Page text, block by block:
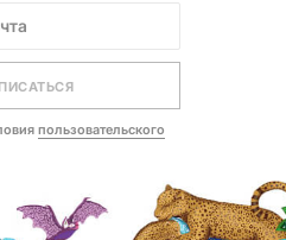
пользовательского